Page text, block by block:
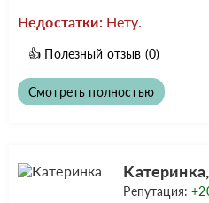
Недостатки: Нету.
👍 Полезный отзыв (0)
Смотреть полностью
Репутация: